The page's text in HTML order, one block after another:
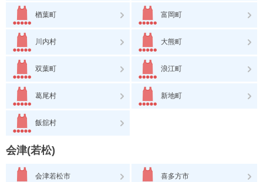
楢葉町 富岡町
川内村 大熊町
双葉町 浪江町
葛尾村 新地町
飯舘村
会津(若松)
会津若松市 喜多方市